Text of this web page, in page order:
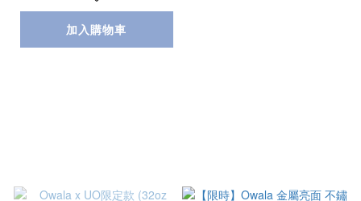
加入購物車